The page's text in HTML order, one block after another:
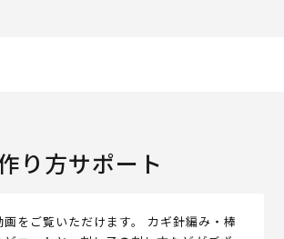
り方サポート
をご覧いただけます。 カギ針編み・棒